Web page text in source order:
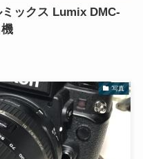
ミックス Lumix DMC-
写真